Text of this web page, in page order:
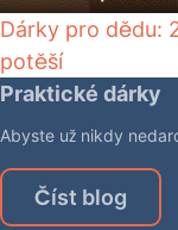
Dárky pro dědu:
potěší
Praktické dárky
Abyste už nikdy
Číst blog